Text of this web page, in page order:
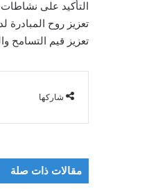
التأكيد على
تعزيز روح المبادرة
تعزيز قيم التسامح
شاركها
مقالات ذات صلة